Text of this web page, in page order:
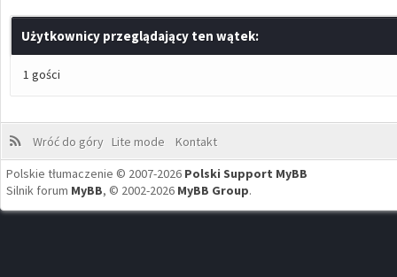
Użytkownicy przeglądający ten wątek:
1 gości
Wróć do góry Lite mode
Kontakt
Polskie tłumaczenie © 2007-2026 Polski Support MyBB
Silnik forum MyBB, © 2002-2026 MyBB Group.